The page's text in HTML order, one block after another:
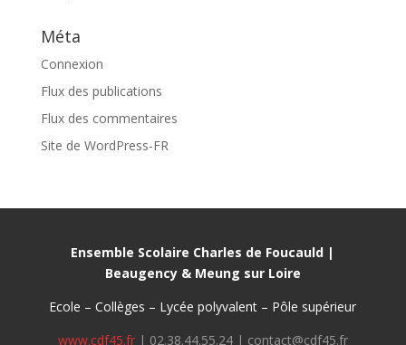
Méta
Connexion
Flux des publications
Flux des commentaires
Site de WordPress-FR
Ensemble Scolaire Charles de Foucauld |
Beaugency & Meung sur Loire
Ecole – Collèges – Lycée polyvalent – Pôle supérieur
www.cdf45.fr| 02.38.44.55.24 | contact@cdf45.fr